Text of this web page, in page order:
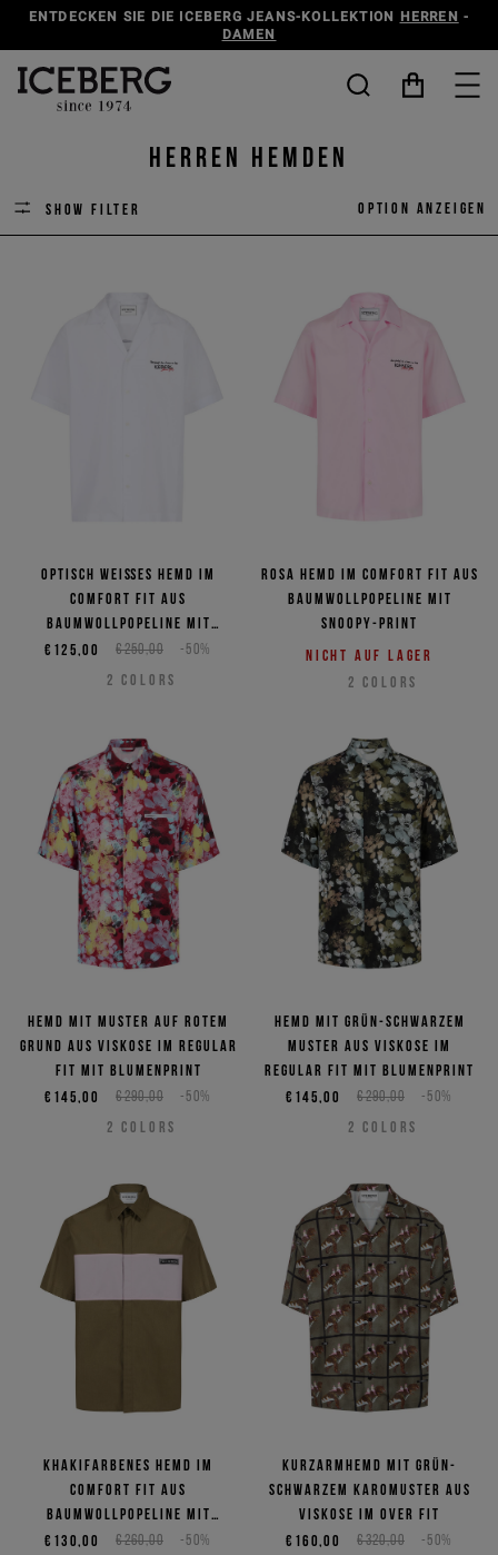
ENTDECKEN SIE DIE ICEBERG JEANS-KOLLEKTION HERREN -
DAMEN
Herren Hemden
Show filter Option anzeigen
Optisch weißes Hemd im
Comfort Fit aus
Baumwollpopeline mit
snoopy-Print
€250,00 -50%
€125,00
2 COLORS
Rosa Hemd im Comfort Fit aus
Baumwollpopeline mit
snoopy-Print
Nicht auf Lager
2 COLORS
Hemd mit Muster auf rotem
Grund aus Viskose im Regular
Fit mit Blumenprint
€290,00 -50%
€145,00
2 COLORS
Hemd mit grün-schwarzem
Muster aus Viskose im
Regular Fit mit Blumenprint
€290,00 -50%
€145,00
2 COLORS
Khakifarbenes Hemd im
Comfort Fit aus
Baumwollpopeline mit
kontrastierendem Streifen
€260,00 -50%
€130,00
Kurzarmhemd mit grün-
schwarzem Karomuster aus
Viskose im Over Fit
€320,00 -50%
€160,00